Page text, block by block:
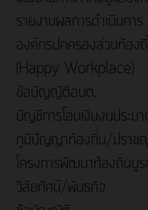
รายงานผลการดำเนินกา
องค์กรปกครองส่วนท้อง
(Happy Workplace)
ข้อบัญญัติอบต.
บัญชีการโอนเงินงบประม
ภูมิปัญญาท้องถิ่น/ปราช
โครงการพัฒนาท้องถิ่นบู
วิสัยทัศน์/พันธกิจ